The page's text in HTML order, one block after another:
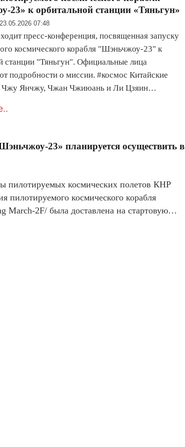
23» к орбитальной станции «Тяньгун»
23.05.2026 07:48
пресс-конференция, посвященная запуску
космического корабля "Шэньчжоу-23" к
станции "Тяньгун". Официальные лица
подробности о миссии. #космос Китайские
Чжу Янчжу, Чжан Чжиюань и Ли Цзяин…
23» планируется осуществить в
пилотируемых космических полетов КНР
космического корабля
2F/ была доставлена на стартовую…